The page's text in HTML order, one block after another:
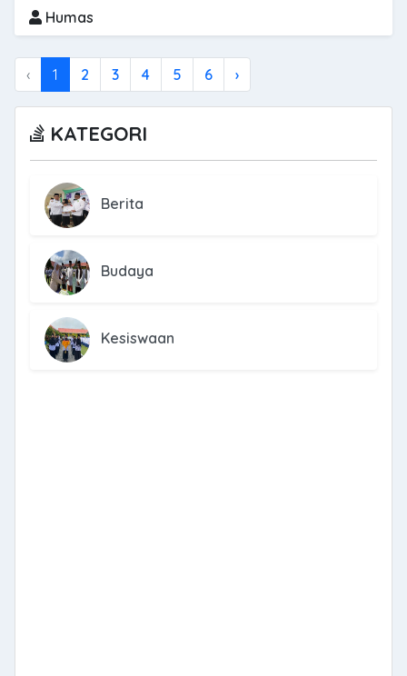
Humas
‹ 1 2 3 4 5 6 ›
KATEGORI
Berita
Budaya
Kesiswaan